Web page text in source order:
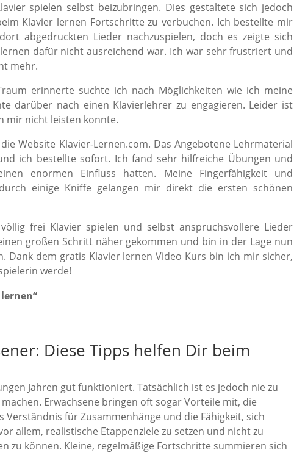
spielen selbst beizubringen. Dies gestaltete sich jedoch
Klavier lernen Fortschritte zu verbuchen. Ich bestellte mir
abgedruckten Lieder nachzuspielen, doch es zeigte sich
dafür nicht ausreichend war. Ich war sehr frustriert und
mehr.
erinnerte suchte ich nach Möglichkeiten wie ich meine
darüber nach einen Klavierlehrer zu engagieren. Leider ist
mir nicht leisten konnte.
Website Klavier-Lernen.com. Das Angebotene Lehrmaterial
ich bestellte sofort. Ich fand sehr hilfreiche Übungen und
enormen Einfluss hatten. Meine Fingerfähigkeit und
einige Kniffe gelangen mir direkt die ersten schönen
frei Klavier spielen und selbst anspruchsvollere Lieder
großen Schritt näher gekommen und bin in der Lage nun
Dank dem gratis Klavier lernen Video Kurs bin ich mir sicher,
werde!
Diese Tipps helfen Dir beim
Jahren gut funktioniert. Tatsächlich ist es jedoch nie zu
Erwachsene bringen oft sogar Vorteile mit, die
für Zusammenhänge und die Fähigkeit, sich
allem, realistische Etappenziele zu setzen und nicht zu
zu können. Kleine, regelmäßige Fortschritte summieren sich